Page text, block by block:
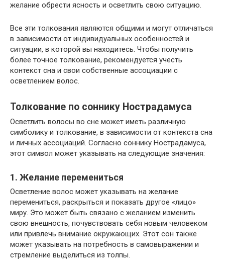
желание обрести ясность и осветлить свою ситуацию.
Все эти толкования являются общими и могут отличаться
в зависимости от индивидуальных особенностей и
ситуации, в которой вы находитесь. Чтобы получить
более точное толкование, рекомендуется учесть
контекст сна и свои собственные ассоциации с
осветлением волос.
Толкование по соннику Нострадамуса
Осветлить волосы во сне может иметь различную
симболику и толкование, в зависимости от контекста сна
и личных ассоциаций. Согласно соннику Нострадамуса,
этот символ может указывать на следующие значения:
1. Желание перемениться
Осветление волос может указывать на желание
перемениться, раскрыться и показать другое «лицо»
миру. Это может быть связано с желанием изменить
свою внешность, почувствовать себя новым человеком
или привлечь внимание окружающих. Этот сон также
может указывать на потребность в самовыражении и
стремление выделиться из толпы.